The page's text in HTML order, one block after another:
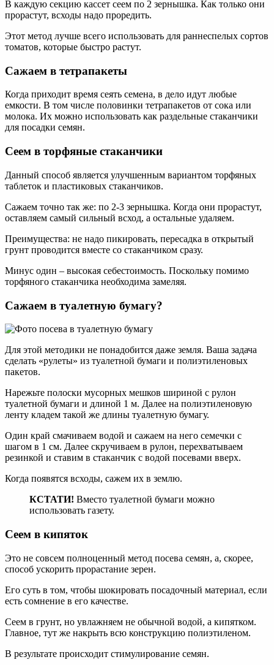
В каждую секцию кассет сеем по 2 зернышка. Как только они
прорастут, всходы надо проредить.
Этот метод лучше всего использовать для раннеспелых сортов
томатов, которые быстро растут.
Сажаем в тетрапакеты
Когда приходит время сеять семена, в дело идут любые
емкости. В том числе половинки тетрапакетов от сока или
молока. Их можно использовать как раздельные стаканчики
для посадки семян.
Сеем в торфяные стаканчики
Данный способ является улучшенным вариантом торфяных
таблеток и пластиковых стаканчиков.
Сажаем точно так же: по 2-3 зернышка. Когда они прорастут,
оставляем самый сильный всход, а остальные удаляем.
Преимущества: не надо пикировать, пересадка в открытый
грунт проводится вместе со стаканчиком сразу.
Минус один – высокая себестоимость. Поскольку помимо
торфяного стаканчика необходима замеляя.
Сажаем в туалетную бумагу?
Для этой методики не понадобится даже земля. Ваша задача
сделать «рулеты» из туалетной бумаги и полиэтиленовых
пакетов.
Нарежьте полоски мусорных мешков шириной с рулон
туалетной бумаги и длиной 1 м. Далее на полиэтиленовую
ленту кладем такой же длины туалетную бумагу.
Один край смачиваем водой и сажаем на него семечки с
шагом в 1 см. Далее скручиваем в рулон, перехватываем
резинкой и ставим в стаканчик с водой посевами вверх.
Когда появятся всходы, сажем их в землю.
КСТАТИ! Вместо туалетной бумаги можно
использовать газету.
Сеем в кипяток
Это не совсем полноценный метод посева семян, а, скорее,
способ ускорить прорастание зерен.
Его суть в том, чтобы шокировать посадочный материал, если
есть сомнение в его качестве.
Сеем в грунт, но увлажняем не обычной водой, а кипятком.
Главное, тут же накрыть всю конструкцию полиэтиленом.
В результате происходит стимулирование семян.